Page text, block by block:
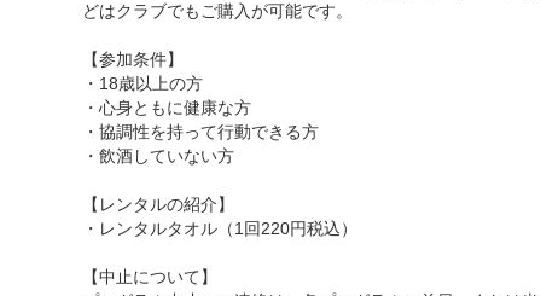
どはクラブでもご購入が可能です。
【参加条件】
・18歳以上の方
・心身ともに健康な方
・協調性を持って行動できる方
・飲酒していない方
【レンタルの紹介】
・レンタルタオル（1回220円税込）
【中止について】